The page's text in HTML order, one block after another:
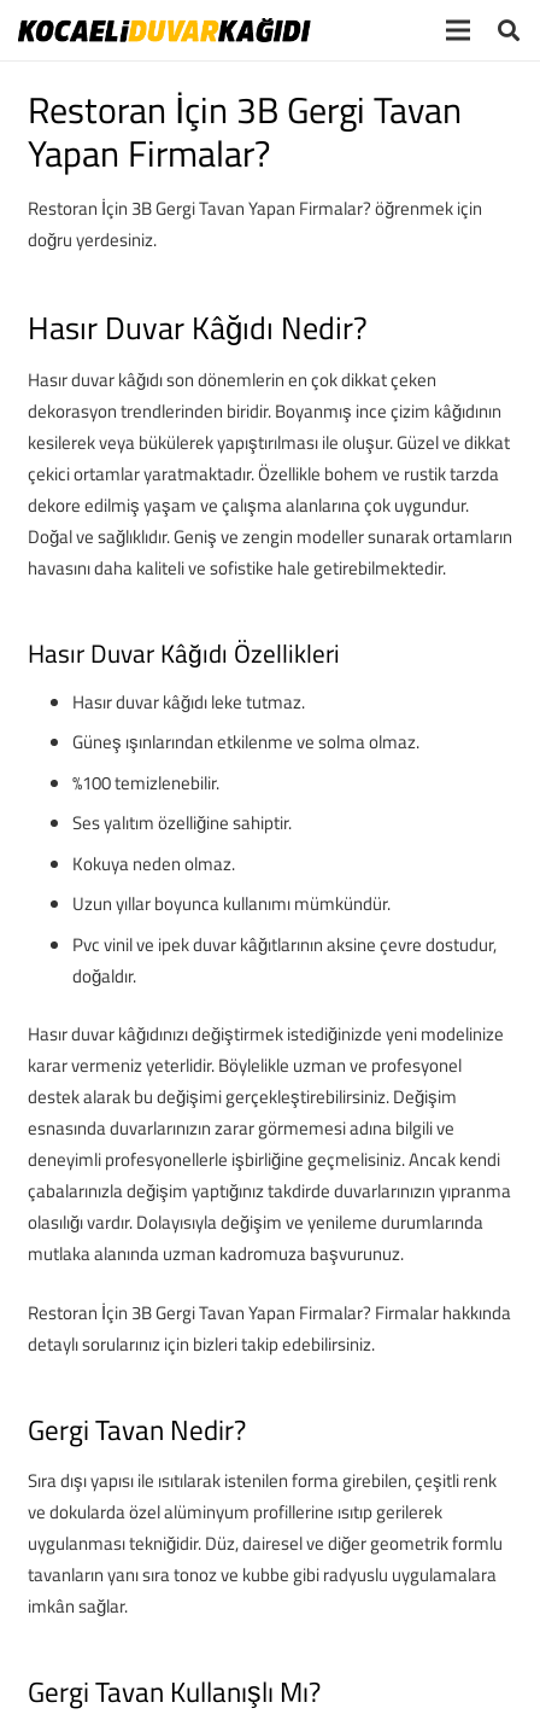
Restoran İçin 3B Gergi Tavan
Yapan Firmalar?
Restoran İçin 3B Gergi Tavan Yapan Firmalar? öğrenmek için
doğru yerdesiniz.
Hasır Duvar Kâğıdı Nedir?
Hasır duvar kâğıdı son dönemlerin en çok dikkat çeken
dekorasyon trendlerinden biridir. Boyanmış ince çizim kâğıdının
kesilerek veya bükülerek yapıştırılması ile oluşur. Güzel ve dikkat
çekici ortamlar yaratmaktadır. Özellikle bohem ve rustik tarzda
dekore edilmiş yaşam ve çalışma alanlarına çok uygundur.
Doğal ve sağlıklıdır. Geniş ve zengin modeller sunarak ortamların
havasını daha kaliteli ve sofistike hale getirebilmektedir.
Hasır Duvar Kâğıdı Özellikleri
Hasır duvar kâğıdı leke tutmaz.
Güneş ışınlarından etkilenme ve solma olmaz.
%100 temizlenebilir.
Ses yalıtım özelliğine sahiptir.
Kokuya neden olmaz.
Uzun yıllar boyunca kullanımı mümkündür.
Pvc vinil ve ipek duvar kâğıtlarının aksine çevre dostudur,
doğaldır.
Hasır duvar kâğıdınızı değiştirmek istediğinizde yeni modelinize
karar vermeniz yeterlidir. Böylelikle uzman ve profesyonel
destek alarak bu değişimi gerçekleştirebilirsiniz. Değişim
esnasında duvarlarınızın zarar görmemesi adına bilgili ve
deneyimli profesyonellerle işbirliğine geçmelisiniz. Ancak kendi
çabalarınızla değişim yaptığınız takdirde duvarlarınızın yıpranma
olasılığı vardır. Dolayısıyla değişim ve yenileme durumlarında
mutlaka alanında uzman kadromuza başvurunuz.
Restoran İçin 3B Gergi Tavan Yapan Firmalar? Firmalar hakkında
detaylı sorularınız için bizleri takip edebilirsiniz.
Gergi Tavan Nedir?
Sıra dışı yapısı ile ısıtılarak istenilen forma girebilen, çeşitli renk
ve dokularda özel alüminyum profillerine ısıtıp gerilerek
uygulanması tekniğidir. Düz, dairesel ve diğer geometrik formlu
tavanların yanı sıra tonoz ve kubbe gibi radyuslu uygulamalara
imkân sağlar.
Gergi Tavan Kullanışlı Mı?